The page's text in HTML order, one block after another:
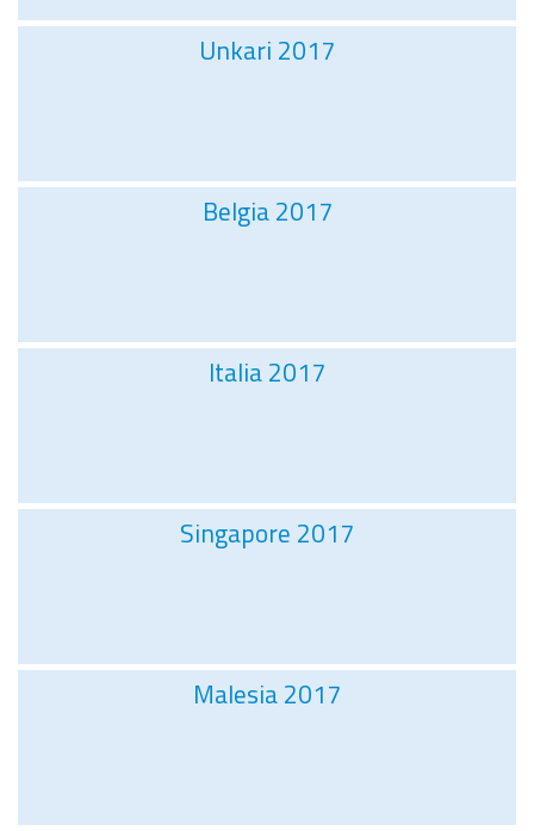
Unkari 2017
Belgia 2017
Italia 2017
Singapore 2017
Malesia 2017